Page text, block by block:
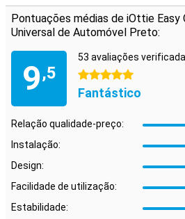
Pontuações médias de iOttie Easy
Universal de Automóvel Preto:
9,5
53 avaliações
5 estrelas
Fantástico
Relação qualidade-preço:
Instalação:
Design:
Facilidade de utilização:
Estabilidade: